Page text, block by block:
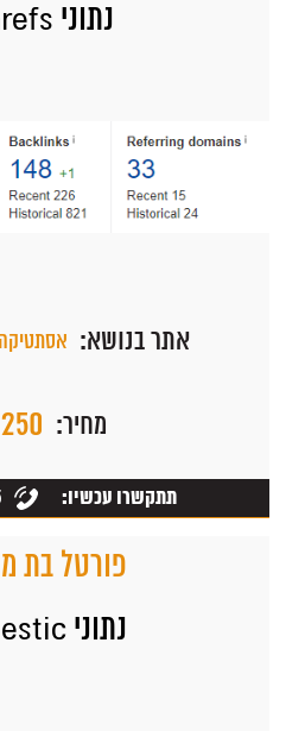
נתוני Ahrefs
אתר בנושא:
מחיר:
תתקשרו עכשיו:
פורטל בת
נתוני Majestic